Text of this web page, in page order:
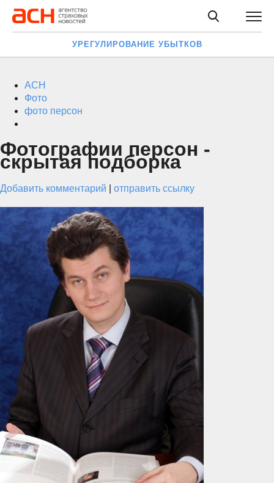
УРЕГУЛИРОВАНИЕ УБЫТКОВ
АСН
Фото
фото персон
Фотографии персон -
скрытая подборка
Добавить комментарий отправить ссылку